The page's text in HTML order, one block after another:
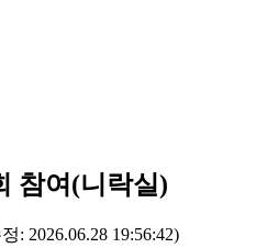
참여(니락실)
: 2026.06.28 19:56:42)